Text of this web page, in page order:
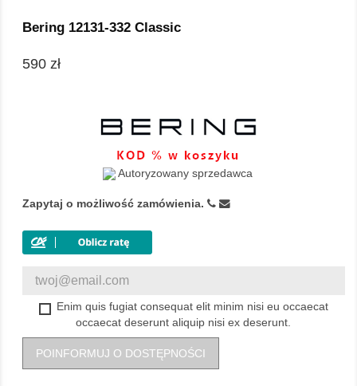
Bering 12131-332 Classic
590 zł
Autoryzowany sprzedawca
Zapytaj o możliwość zamówienia.
Enim quis fugiat consequat elit minim nisi eu occaecat
occaecat deserunt aliquip nisi ex deserunt.
POINFORMUJ O DOSTĘPNOŚCI